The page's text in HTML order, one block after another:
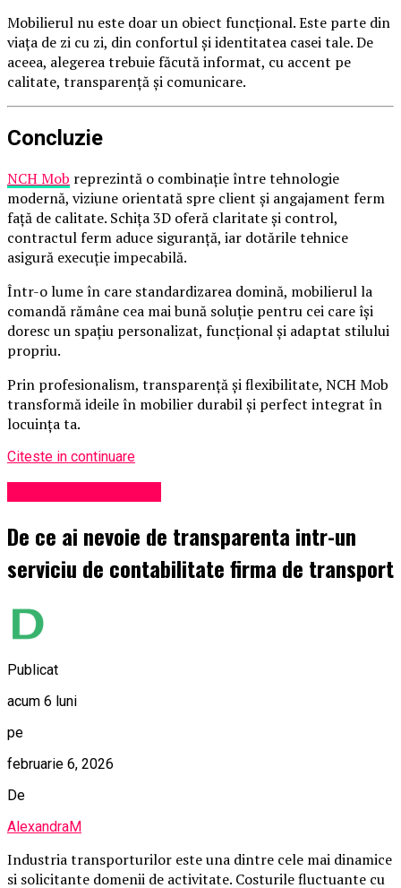
Mobilierul nu este doar un obiect funcțional. Este parte din
viața de zi cu zi, din confortul și identitatea casei tale. De
aceea, alegerea trebuie făcută informat, cu accent pe
calitate, transparență și comunicare.
Concluzie
NCH Mob reprezintă o combinație între tehnologie
modernă, viziune orientată spre client și angajament ferm
față de calitate. Schița 3D oferă claritate și control,
contractul ferm aduce siguranță, iar dotările tehnice
asigură execuție impecabilă.
Într-o lume în care standardizarea domină, mobilierul la
comandă rămâne cea mai bună soluție pentru cei care își
doresc un spațiu personalizat, funcțional și adaptat stilului
propriu.
Prin profesionalism, transparență și flexibilitate, NCH Mob
transformă ideile în mobilier durabil și perfect integrat în
locuința ta.
Citeste in continuare
De ce ai nevoie de transparenta intr-un
serviciu de contabilitate firma de transport
Publicat
acum 6 luni
pe
februarie 6, 2026
De
AlexandraM
Industria transporturilor este una dintre cele mai dinamice
si solicitante domenii de activitate. Costurile fluctuante cu